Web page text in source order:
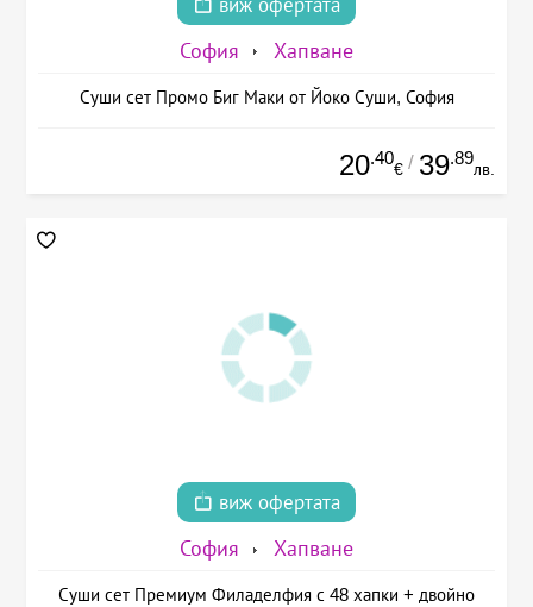
виж офертата
София Хапване
Суши сет Промо Биг Маки от Йоко Суши, София
20.40
€ / 39.89
лв.
виж офертата
София Хапване
Суши сет Премиум Филаделфия с 48 хапки + двойно